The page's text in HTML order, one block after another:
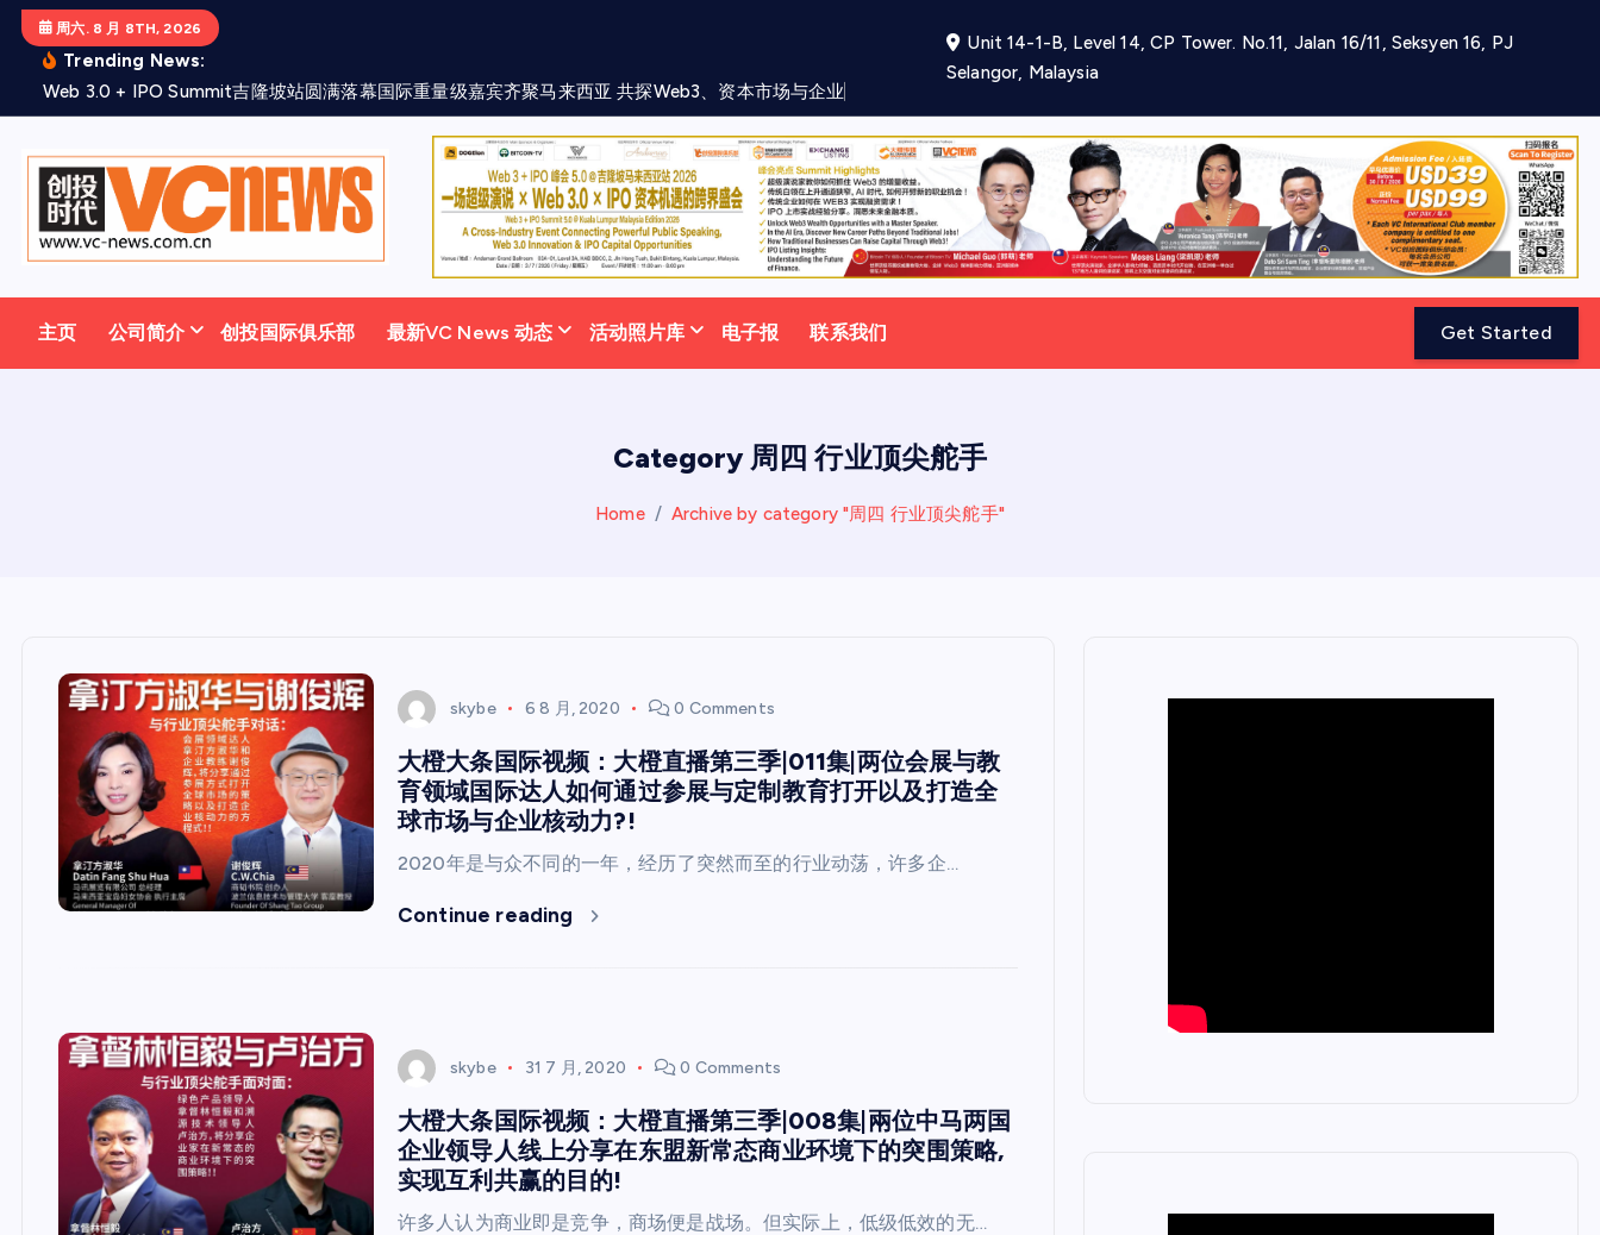
文
周六. 8 月 8TH, 2026
Trending News:
Web 3.0 + IPO Summit吉隆坡站圆满落幕国际重量级嘉宾齐聚马来西亚 共探Web3、 资本市场与企业
Unit 14-1-B, Level 14, CP Tower. No.11, Jalan 16/11, Seksyen 16, PJ
Selangor, Malaysia
主页 公司简介 创投国际俱乐部 最新VC News 动态 活动照片库 电子报 联系我们 Get Started
Category 周四 行业顶尖舵手
Home Archive by category "周四 行业顶尖舵手"
skybe 6 8 月, 2020 0 Comments
大橙大条国际视频：大橙直播第三季|011集|两位会展与教
育领域国际达人如何通过参展与定制教育打开以及打造全
球市场与企业核动力?!
2020年是与众不同的一年，经历了突然而至的行业动荡，许多企…
Continue reading
skybe 31 7 月, 2020 0 Comments
大橙大条国际视频：大橙直播第三季|008集|兩位中马两国
企业领导人线上分享在东盟新常态商业环境下的突围策略,
实现互利共赢的目的!
许多人认为商业即是竞争，商场便是战场。但实际上，低级低效的无…